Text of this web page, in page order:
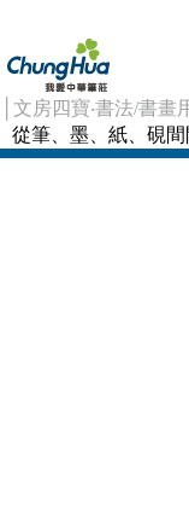
│文房四寶‧書法/書畫
從筆、墨、紙、硯間